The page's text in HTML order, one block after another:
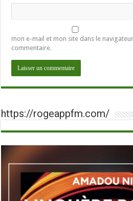
mon e-mail et mon site dans le
commentaire.
https://rogeappfm.com/